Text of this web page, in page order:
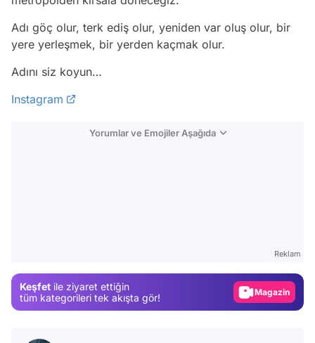
Adı göç olur, terk ediş olur, yeniden var oluş olur, bir
yere yerleşmek, bir yerden kaçmak olur.
Adını siz koyun…
Instagram
Yorumlar ve Emojiler Aşağıda
Reklam
Keşfet ile ziyaret ettiğin
tüm kategorileri tek akışta gör!
Magazin